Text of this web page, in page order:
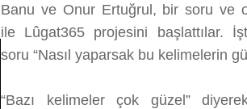
Banu ve Onur Ertuğrul, bir soru ve
ile Lûgat365 projesini başlattılar.
soru “Nasıl yaparsak bu kelimelerin
“Bazı kelimeler çok güzel”